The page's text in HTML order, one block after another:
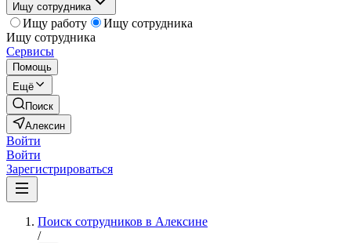
Ищу сотрудника
Ищу работу
Ищу сотрудника
Ищу сотрудника
Сервисы
Помощь
Ещё
Поиск
Алексин
Войти
Войти
Зарегистрироваться
Поиск сотрудников в Алексине
/